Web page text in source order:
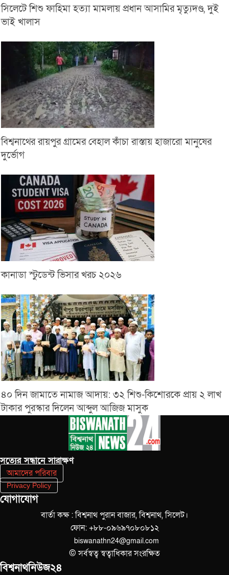
সিলেটে শিশু ফাহিমা হত্যা মামলায় প্রধান আসামির মৃত্যুদণ্ড, দুই
ভাই খালাস
বিশ্বনাথের রায়পুর গ্রামের বেহাল কাঁচা রাস্তায় হাজারো মানুষের
দুর্ভোগ
কানাডা স্টুডেন্ট ভিসার খরচ ২০২৬
৪০ দিন জামাতে নামাজ আদায়: ৩২ শিশু-কিশোরকে প্রায় ২ লাখ
টাকার পুরস্কার দিলেন আব্দুল আজিজ মাসুক
সত‌্যের সন্ধানে সারাক্ষণ
আমাদের পরিবার
Privacy Policy
যোগাযোগ
বার্তা কক্ষ : বিশ্বনাথ পুরান বাজার, বিশ্বনাথ, সিলেট।
ফোন: +৮৮-০৯৬৯৭০৮০৮১২
biswanathn24@gmail.com
© সর্বস্বত্ব স্বত্বাধিকার সংরক্ষিত
বিশ্বনাথনিউজ২৪